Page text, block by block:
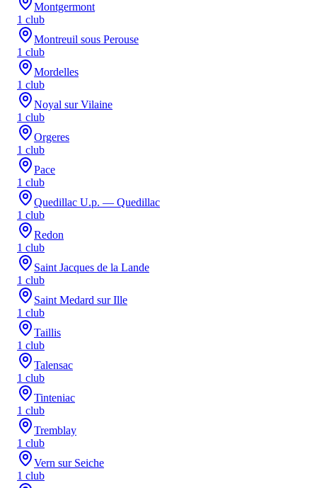
Montgermont
1 club
Montreuil sous Perouse
1 club
Mordelles
1 club
Noyal sur Vilaine
1 club
Orgeres
1 club
Pace
1 club
Quedillac U.p. — Quedillac
1 club
Redon
1 club
Saint Jacques de la Lande
1 club
Saint Medard sur Ille
1 club
Taillis
1 club
Talensac
1 club
Tinteniac
1 club
Tremblay
1 club
Vern sur Seiche
1 club